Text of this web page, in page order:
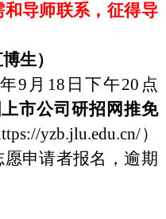
和导师联系，征得导
生）
年9 月 18 日 下午20 点
市公司 研招网推免
yzb.jlu.edu.cn/）
愿申请者报名 ，逾期